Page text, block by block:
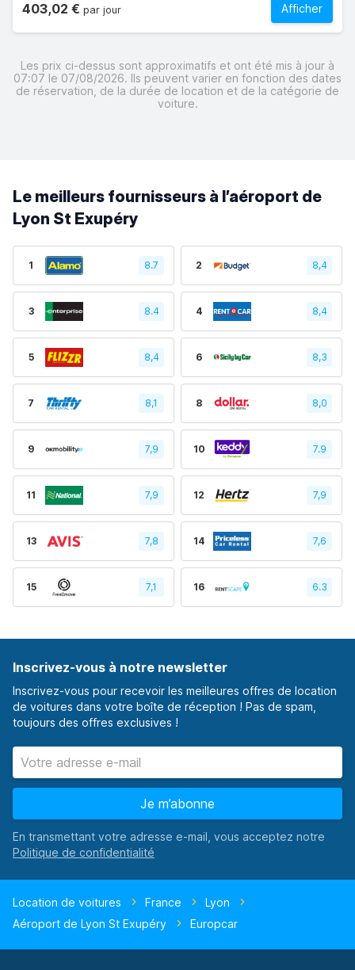
Afficher
403,02 € par jour
Les prix ci-dessus sont approximatifs et ont été mis à jour à
07:07 le 07/08/2026. Ils peuvent varier en fonction des dates
de réservation, de la durée de location et de la catégorie de
voiture.
Le meilleurs fournisseurs à l’aéroport de
Lyon St Exupéry
1 8.7 2 8,4
3 8.4 4 8,4
5 8,4 6 8,3
7 8,1 8 8,0
9 7,9 10 7.9
11 7,9 12 7,9
13 7,8 14 7,6
15 7,1 16 6.3
Inscrivez-vous à notre newsletter
Inscrivez-vous pour recevoir les meilleures offres de location
de voitures dans votre boîte de réception ! Pas de spam,
toujours des offres exclusives !
Je m’abonne
En transmettant votre adresse e-mail, vous acceptez notre
Location de voitures France
Lyon
Aéroport de Lyon St Exupéry
Europcar